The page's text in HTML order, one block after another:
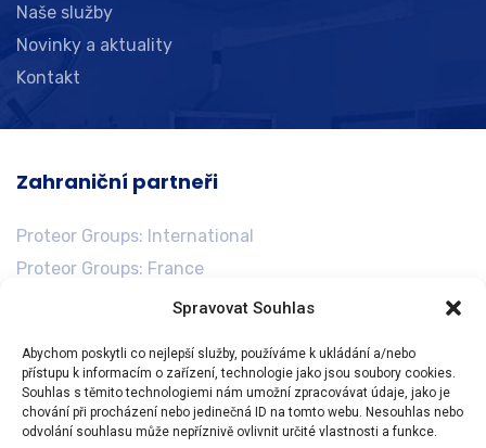
Spravovat Souhlas
Abychom poskytli co nejlepší služby, používáme k ukládání a/nebo
přístupu k informacím o zařízení, technologie jako jsou soubory cookies.
Souhlas s těmito technologiemi nám umožní zpracovávat údaje, jako je
chování při procházení nebo jedinečná ID na tomto webu. Nesouhlas nebo
odvolání souhlasu může nepříznivě ovlivnit určité vlastnosti a funkce.
Naše služby
Novinky a aktuality
Kontakt
Zahraniční partneři
Proteor Groups: International
Proteor Groups: France
Proteor Groups: Germany